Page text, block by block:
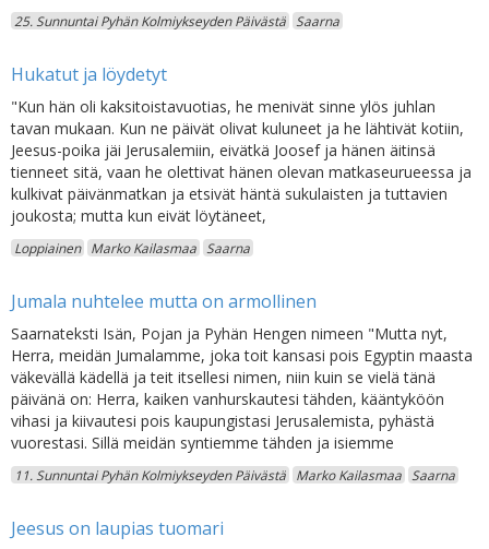
25. Sunnuntai Pyhän Kolmiykseyden Päivästä Saarna
Hukatut ja löydetyt
"Kun hän oli kaksitoistavuotias, he menivät sinne ylös juhlan
tavan mukaan. Kun ne päivät olivat kuluneet ja he lähtivät kotiin,
Jeesus-poika jäi Jerusalemiin, eivätkä Joosef ja hänen äitinsä
tienneet sitä, vaan he olettivat hänen olevan matkaseurueessa ja
kulkivat päivänmatkan ja etsivät häntä sukulaisten ja tuttavien
joukosta; mutta kun eivät löytäneet,
Loppiainen Marko Kailasmaa Saarna
Jumala nuhtelee mutta on armollinen
Saarnateksti Isän, Pojan ja Pyhän Hengen nimeen "Mutta nyt,
Herra, meidän Jumalamme, joka toit kansasi pois Egyptin maasta
väkevällä kädellä ja teit itsellesi nimen, niin kuin se vielä tänä
päivänä on: Herra, kaiken vanhurskautesi tähden, kääntyköön
vihasi ja kiivautesi pois kaupungistasi Jerusalemista, pyhästä
vuorestasi. Sillä meidän syntiemme tähden ja isiemme
11. Sunnuntai Pyhän Kolmiykseyden Päivästä Marko Kailasmaa Saarna
Jeesus on laupias tuomari